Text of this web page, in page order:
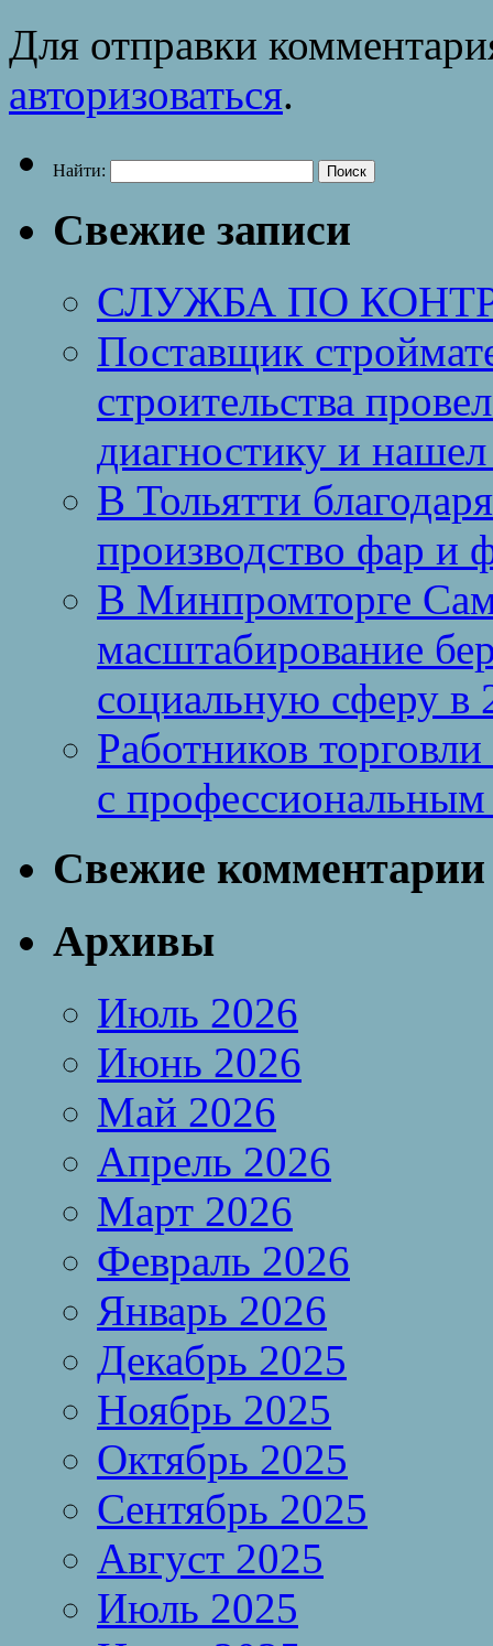
Для отправки
авторизоваться.
Найти:
Свежие записи
СЛУЖБА ПО
Поставщик
строительства
диагностику и
В Тольятти
производство фар и
В Минпромторге
масштабирование
социальную сферу в
Работников
с
Свежие комментарии
Архивы
Июль 2026
Июнь 2026
Май 2026
Апрель 2026
Март 2026
Февраль 2026
Январь 2026
Декабрь 2025
Ноябрь 2025
Октябрь 2025
Сентябрь 2025
Август 2025
Июль 2025